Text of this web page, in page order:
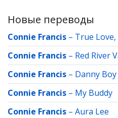
Новые переводы
Connie Francis – True
Connie Francis – Red River
Connie Francis – Danny Boy
Connie Francis – My Buddy
Connie Francis – Aura Lee